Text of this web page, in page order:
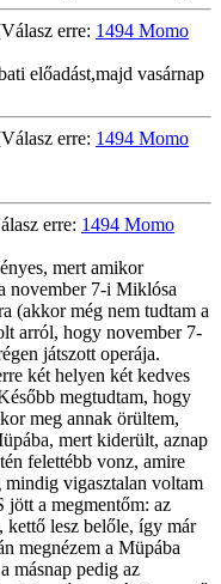
erre: 1494 Momo
előadást,majd vasárnap
erre: 1494 Momo
erre: 1494 Momo
mert amikor
november 7-i Miklósa
(akkor még nem tudtam a
arról, hogy november 7-
játszott operája.
két helyen két kedves
megtudtam, hogy
meg annak örültem,
mert kiderült, aznap
felettébb vonz, amire
mindig vigasztalan voltam
jött a megmentőm: az
kettő lesz belőle, így már
megnézem a Müpába
másnap pedig az